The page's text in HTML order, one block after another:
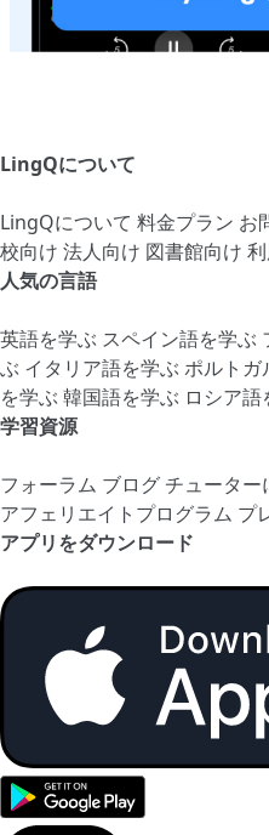
LingQについて
LingQについて 料金プラン お
校向け 法人向け 図書館向け
人気の言語
英語を学ぶ スペイン語を学ぶ
ぶ イタリア語を学ぶ ポルトガ
を学ぶ 韓国語を学ぶ ロシア語
学習資源
フォーラム ブログチューター
アフェリエイトプログラム プ
アプリをダウンロード